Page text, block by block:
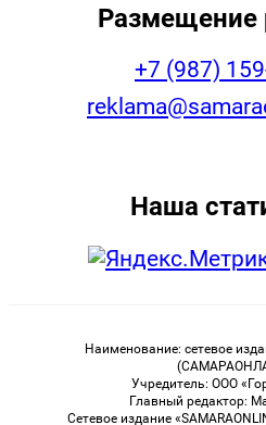
+7 (987)
Наша
Наименование: сетевое
Учредитель: ООО
Главный редактор:
Сетевое издание